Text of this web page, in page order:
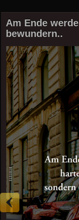
Am Ende
bewundern..